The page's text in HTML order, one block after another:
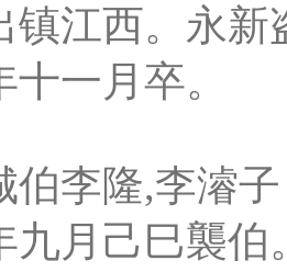
镇江西。永新
十一月卒。
伯李隆,李濬
九月己巳襲